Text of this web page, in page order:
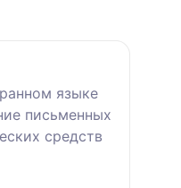
языке
письменных
средств